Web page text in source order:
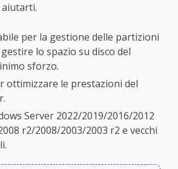
per la gestione delle partizioni
lo spazio su disco del
sforzo.
ottimizzare le prestazioni del
Server 2022/2019/2016/2012
r2/2008/2003/2003 r2 e vecchi